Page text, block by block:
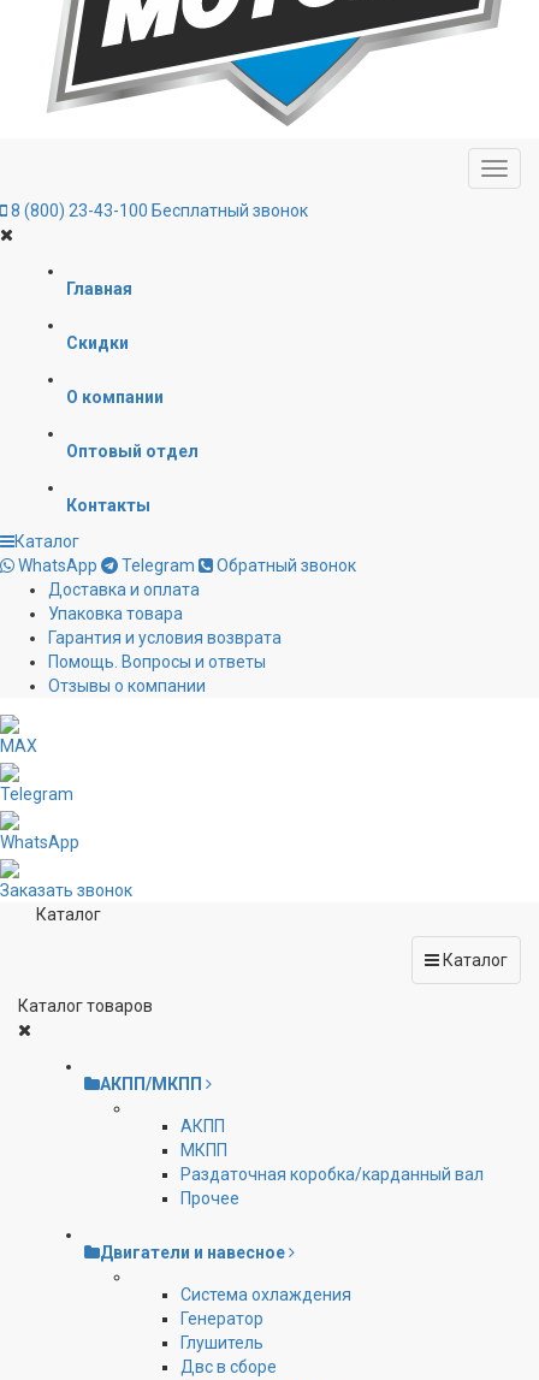
8 (800) 23-43-100 Бесплатный звонок
Главная
Скидки
О компании
Оптовый отдел
Контакты
Каталог
WhatsApp
Telegram
Обратный звонок
Доставка и оплата
Упаковка товара
Гарантия и условия возврата
Помощь. Вопросы и ответы
Отзывы о компании
MAX
Telegram
WhatsApp
Заказать звонок
Каталог
Каталог
Каталог товаров
АКПП/МКПП
АКПП
МКПП
Раздаточная коробка/карданный вал
Прочее
Двигатели и навесное
Cистема охлаждения
Генератор
Глушитель
Двс в сборе